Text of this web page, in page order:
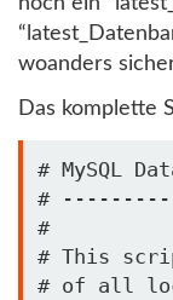
woanders
Das komplette
# MySQL
#
#
# This
# of all